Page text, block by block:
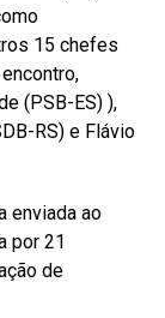
15 chefes
(PSB-ES) ),
RS) e Flávio
enviada ao
por 21
de